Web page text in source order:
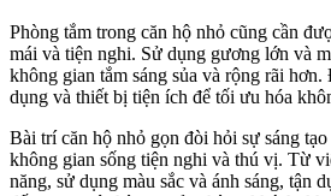
Phòng tắm trong căn hộ nhỏ cũng cần
mái và tiện nghi. Sử dụng gương lớn và
không gian tắm sáng sủa và rộng rãi
dụng và thiết bị tiện ích để tối ưu hóa
Bài trí căn hộ nhỏ gọn đòi hỏi sự sáng
không gian sống tiện nghi và thú vị. Từ
năng, sử dụng màu sắc và ánh sáng, tận